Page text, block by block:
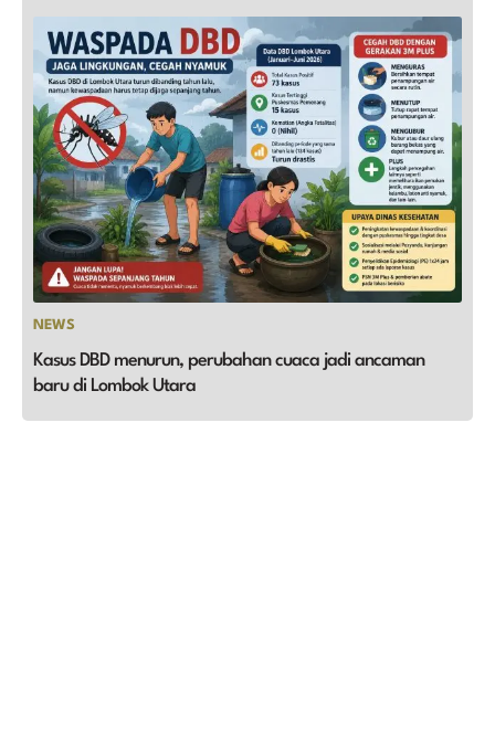
NEWS
Kasus DBD menurun, perubahan cuaca jadi ancaman
baru di Lombok Utara